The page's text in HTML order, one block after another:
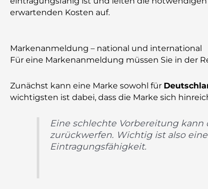
erwartenden Kosten auf.
Markenanmeldung – national und international
Für eine Markenanmeldung müssen Sie in der
Zunächst kann eine Marke sowohl für
wichtigsten ist dabei, dass die Marke sich
Eine schlechte Vorbereitung
zurückwerfen. Wichtig ist also eine
Eintragungsfähigkeit.